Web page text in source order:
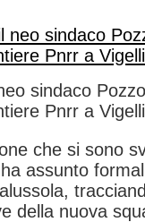
sindaco
Pnrr a
che si sono
assunto
della nuova